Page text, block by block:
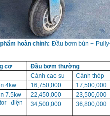
hoàn chỉnh: Đầu bơm bùn +
cơ Đầu bơm thường
Cánh cao su Cánh thép
4kw
16,750,000 17,500,000
7.5kw
22,450,000 23,500,000
điện
34,500,000 36,800,000